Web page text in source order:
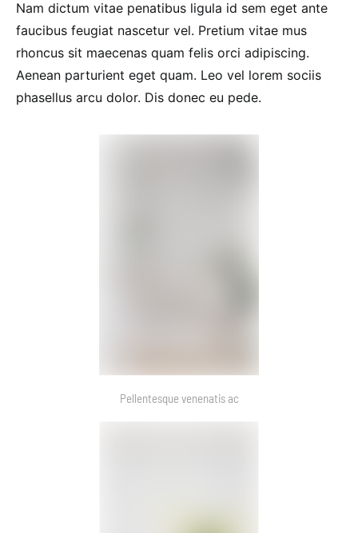
Nam dictum vitae penatibus ligula id sem eget ante
faucibus feugiat nascetur vel. Pretium vitae mus
rhoncus sit maecenas quam felis orci adipiscing.
Aenean parturient eget quam. Leo vel lorem sociis
phasellus arcu dolor. Dis donec eu pede.
Pellentesque venenatis ac